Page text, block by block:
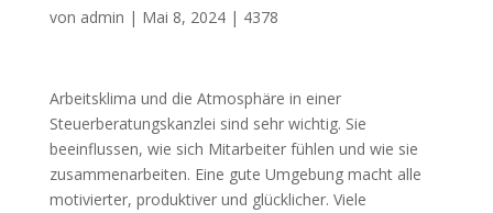
von admin | Mai 8, 2024| 4378
Arbeitsklima und die Atmosphäre in einer
Steuerberatungskanzlei sind sehr wichtig. Sie
beeinflussen, wie sich Mitarbeiter fühlen und wie sie
zusammenarbeiten. Eine gute Umgebung macht alle
motivierter, produktiver und glücklicher. Viele